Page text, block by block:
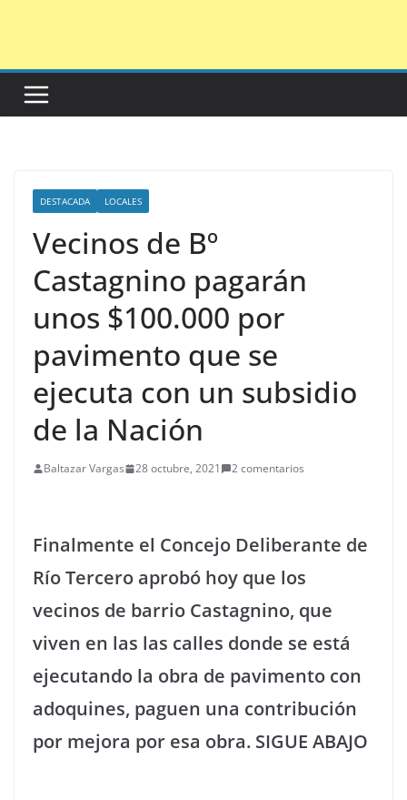
DESTACADA LOCALES
Vecinos de Bº
Castagnino pagarán
unos $100.000 por
pavimento que se
ejecuta con un subsidio
de la Nación
Baltazar Vargas 28 octubre, 2021 2 comentarios
Finalmente el Concejo Deliberante de
Río Tercero aprobó hoy que los
vecinos de barrio Castagnino, que
viven en las las calles donde se está
ejecutando la obra de pavimento con
adoquines, paguen una contribución
por mejora por esa obra. SIGUE ABAJO